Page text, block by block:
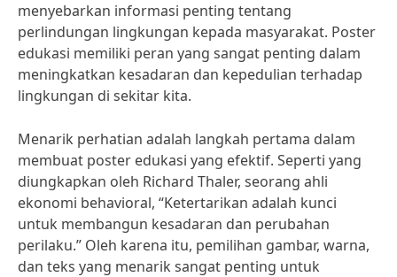
menyebarkan informasi penting tentang
perlindungan lingkungan kepada masyarakat. Poster
edukasi memiliki peran yang sangat penting dalam
meningkatkan kesadaran dan kepedulian terhadap
lingkungan di sekitar kita.
Menarik perhatian adalah langkah pertama dalam
membuat poster edukasi yang efektif. Seperti yang
diungkapkan oleh Richard Thaler, seorang ahli
ekonomi behavioral, “Ketertarikan adalah kunci
untuk membangun kesadaran dan perubahan
perilaku.” Oleh karena itu, pemilihan gambar, warna,
dan teks yang menarik sangat penting untuk